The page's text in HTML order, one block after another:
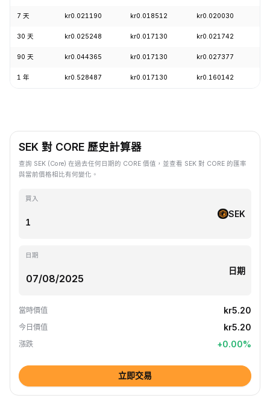
7 天 kr0.021190 kr0.018512 kr0.020030
30 天 kr0.025248 kr0.017130 kr0.021742
90 天 kr0.044365 kr0.017130 kr0.027377
1 年 kr0.528487 kr0.017130 kr0.160142
SEK 對 CORE 歷史計算器
查詢 SEK (Core) 在過去任何日期的 CORE 價值，並查看 SEK 對 CORE 的匯率
與當前價格相比有何變化。
買入
SEK
日期
日期
當時價值 kr5.20
今日價值 kr5.20
漲跌 +0.00%
立即交易